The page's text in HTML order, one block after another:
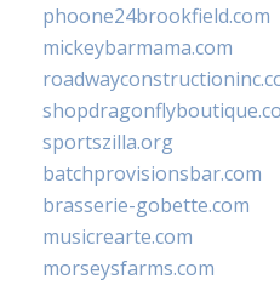
phoone24brookfield.com
mickeybarmama.com
sportszilla.org
batchprovisionsbar.com
brasserie-gobette.com
musicrearte.com
morseysfarms.com